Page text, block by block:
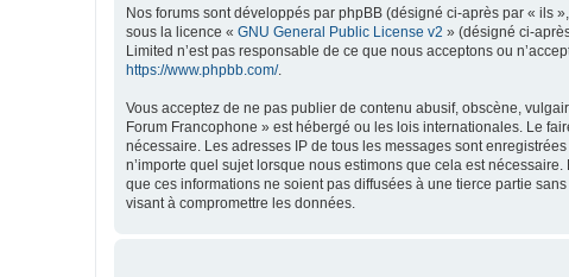
Nos forums sont développés par phpBB (désigné ci-après par « ils
sous la licence « GNU General Public License v2 » (désigné ci-
Limited n’est pas responsable de ce que nous acceptons ou
https://www.phpbb.com/.
Vous acceptez de ne pas publier de contenu abusif, obscène,
Forum Francophone » est hébergé ou les lois internationales. Le
nécessaire. Les adresses IP de tous les messages sont
n’importe quel sujet lorsque nous estimons que cela est
que ces informations ne soient pas diffusées à une tierce partie
visant à compromettre les données.